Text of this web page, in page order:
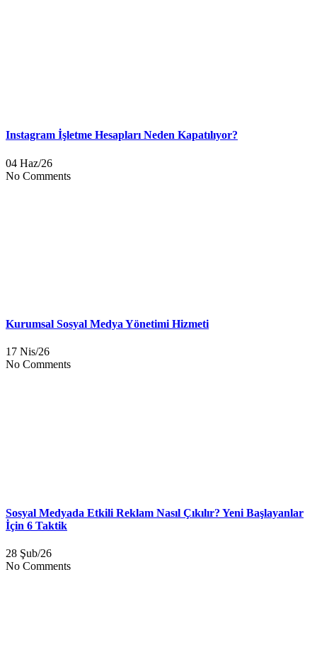
Instagram İşletme Hesapları Neden Kapatılıyor?
04 Haz/26
No Comments
Kurumsal Sosyal Medya Yönetimi Hizmeti
17 Nis/26
No Comments
Sosyal Medyada Etkili Reklam Nasıl Çıkılır? Yeni Başlayanlar
İçin 6 Taktik
28 Şub/26
No Comments